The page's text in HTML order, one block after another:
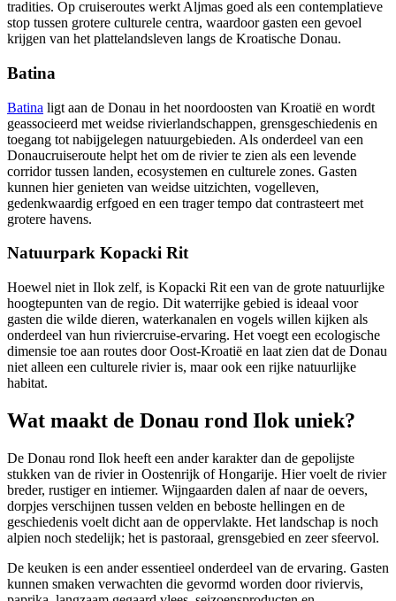
tradities. Op cruiseroutes werkt Aljmas goed als een contemplatieve
stop tussen grotere culturele centra, waardoor gasten een gevoel
krijgen van het plattelandsleven langs de Kroatische Donau.
Batina
Batina ligt aan de Donau in het noordoosten van Kroatië en wordt
geassocieerd met weidse rivierlandschappen, grensgeschiedenis en
toegang tot nabijgelegen natuurgebieden. Als onderdeel van een
Donaucruiseroute helpt het om de rivier te zien als een levende
corridor tussen landen, ecosystemen en culturele zones. Gasten
kunnen hier genieten van weidse uitzichten, vogelleven,
gedenkwaardig erfgoed en een trager tempo dat contrasteert met
grotere havens.
Natuurpark Kopacki Rit
Hoewel niet in Ilok zelf, is Kopacki Rit een van de grote natuurlijke
hoogtepunten van de regio. Dit waterrijke gebied is ideaal voor
gasten die wilde dieren, waterkanalen en vogels willen kijken als
onderdeel van hun riviercruise-ervaring. Het voegt een ecologische
dimensie toe aan routes door Oost-Kroatië en laat zien dat de Donau
niet alleen een culturele rivier is, maar ook een rijke natuurlijke
habitat.
Wat maakt de Donau rond Ilok uniek?
De Donau rond Ilok heeft een ander karakter dan de gepolijste
stukken van de rivier in Oostenrijk of Hongarije. Hier voelt de rivier
breder, rustiger en intiemer. Wijngaarden dalen af naar de oevers,
dorpjes verschijnen tussen velden en beboste hellingen en de
geschiedenis voelt dicht aan de oppervlakte. Het landschap is noch
alpien noch stedelijk; het is pastoraal, grensgebied en zeer sfeervol.
De keuken is een ander essentieel onderdeel van de ervaring. Gasten
kunnen smaken verwachten die gevormd worden door riviervis,